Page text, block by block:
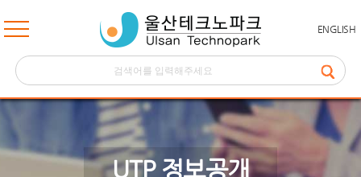
ENGLISH
UTP 정보공개